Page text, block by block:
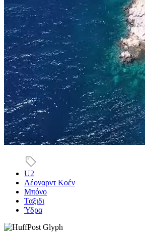
U2
Λέοναρντ Κοέν
Μπόνο
Ταξιδι
Ύδρα